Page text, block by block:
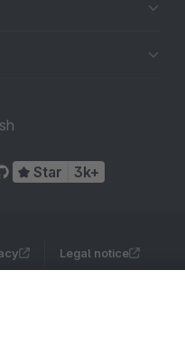
Star 3k+
Legal notice
All rights reserved